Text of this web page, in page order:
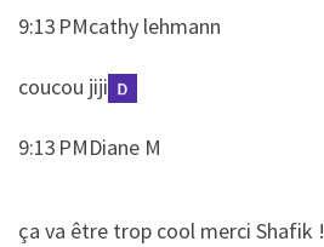
9:13 PMcathy lehmann
​​coucou jiji
9:13 PMDiane M
​​ça va être trop cool merci Shafik !